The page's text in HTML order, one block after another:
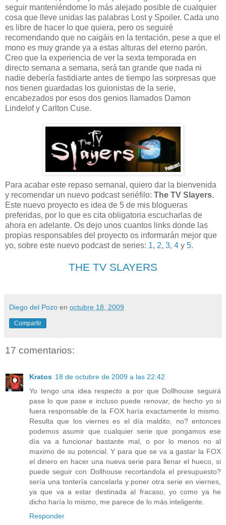
seguir manteniéndome lo más alejado posible de cualquier
cosa que lleve unidas las palabras Lost y Spoiler. Cada uno
es libre de hacer lo que quiera, pero os seguiré
recomendando que no caigáis en la tentación, pese a que el
mono es muy grande ya a estas alturas del eterno parón.
Creo que la experiencia de ver la sexta temporada en
directo semana a semana, será tan grande que nada ni
nadie debería fastidiarte antes de tiempo las sorpresas que
nos tienen guardadas los guionistas de la serie,
encabezados por esos dos genios llamados Damon
Lindelof y Carlton Cuse.
Para acabar este repaso semanal, quiero dar la bienvenida
y recomendar un nuevo podcast seriéfilo: The TV Slayers.
Este nuevo proyecto es idea de 5 de mis blogueras
preferidas, por lo que es cita obligatoria escucharlas de
ahora en adelante. Os dejo unos cuantos links donde las
propias responsables del proyecto os informarán mejor que
yo, sobre este nuevo podcast de series: 1, 2, 3, 4 y 5.
THE TV SLAYERS
Diego del Pozo en octubre 18, 2009
Compartir
17 comentarios:
Kratos 18 de octubre de 2009 a las 22:42
Yo tengo una idea respecto a por que Dollhouse seguirá
pase lo que pase e incluso puede renovar, de hecho yo si
fuera responsable de la FOX haría exactamente lo mismo.
Resulta que los viernes es el día maldito, no? entonces
podemos asumir que cualquier serie que pongamos ese
día va a funcionar bastante mal, o por lo menos no al
maximo de su potencial. Y para que se va a gastar la FOX
el dinero en hacer una nueva serie para llenar el hueco, si
puede seguir con Dollhouse recortandola el presupuesto?
sería una tontería cancelarla y poner otra serie en viernes,
ya que va a estar destinada al fracaso, yo como ya he
dicho haría lo mismo, me parece de lo más inteligente.
Responder